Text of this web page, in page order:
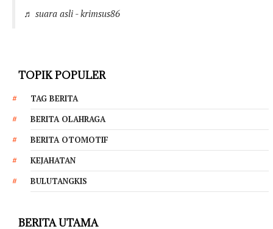
♬ suara asli - krimsus86
TOPIK POPULER
TAG BERITA
BERITA OLAHRAGA
BERITA OTOMOTIF
KEJAHATAN
BULUTANGKIS
BERITA UTAMA